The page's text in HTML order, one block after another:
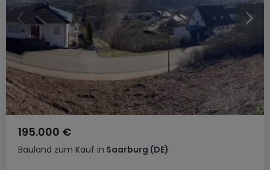
Bauland zum Kauf in Saarburg (DE)
195.000 €